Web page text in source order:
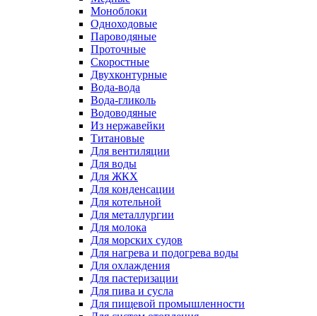
Моноблоки
Одноходовые
Пароводяные
Проточные
Скоростные
Двухконтурные
Вода-вода
Вода-гликоль
Водоводяные
Из нержавейки
Титановые
Для вентиляции
Для воды
Для ЖКХ
Для конденсации
Для котельной
Для металлургии
Для молока
Для морских судов
Для нагрева и подогрева воды
Для охлаждения
Для пастеризации
Для пива и сусла
Для пищевой промышленности